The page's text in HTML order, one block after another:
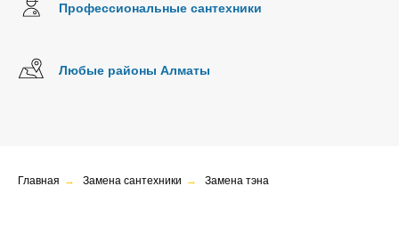
Профессиональные сантехники
Любые районы Алматы
Главная → Замена сантехники → Замена тэна